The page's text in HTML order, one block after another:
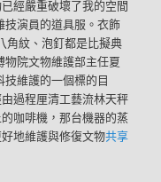
經嚴重破壞了我的空間
技演員的道具服。衣飾
角紋、泡釘都是比擬典
物院文物維護部主任夏
技維護的一個標的目
過程厘清工藝流林天秤
咖啡機，那台機器的蒸
地維護與修復文物共享